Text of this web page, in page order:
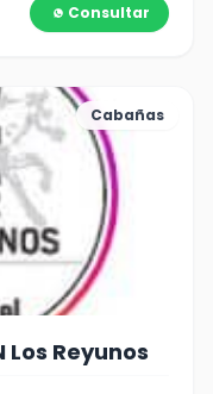
Consultar
Cabañas
Los Reyunos